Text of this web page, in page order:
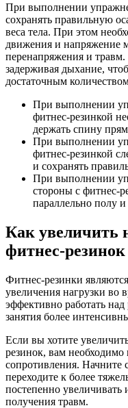
При выполнении
сохранять правильную
веса тела. При этом
движения и напряжение
перенапряжения и
задерживая дыхание,
достаточным
При выполнении
фитнес-резинкой
держать спину
При выполнении
фитнес-резинкой
и сохранять
При выполнении
стороны с фитнес-
параллельно полу
Как увеличить
фитнес-резинок
Фитнес-резинки
увеличения нагрузки во
эффективно работать
занятия более
Если вы хотите
резинок, вам
сопротивления. Начните
переходите к более
постепенно увеличивать
получения травм.